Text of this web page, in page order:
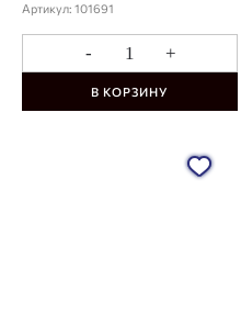
Артикул: 101691
- +
В КОРЗИНУ